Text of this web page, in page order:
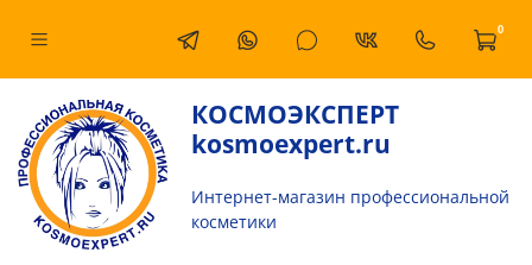
0
КОСМОЭКСПЕРТ
kosmoexpert.ru
Интернет-магазин профессиональной
косметики